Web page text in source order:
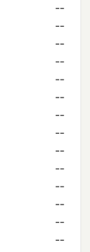
--
--
--
--
--
--
--
--
--
--
--
--
--
--